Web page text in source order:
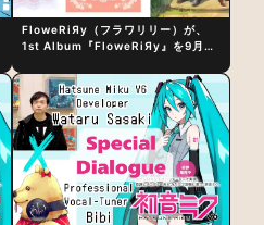
FloweRiЯy（フラワリリー）が、
1st Album『FloweRiЯy』を9月23